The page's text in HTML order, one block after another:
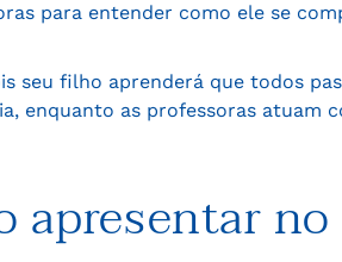
para entender como ele se
seu filho aprenderá que todos
enquanto as professoras atuam
apresentar